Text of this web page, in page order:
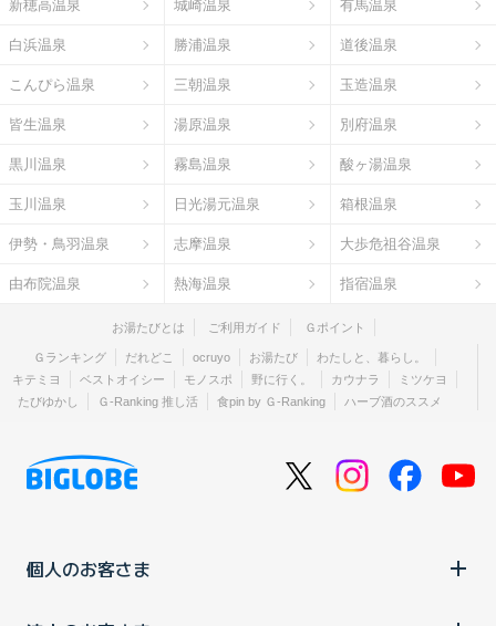
新穂高温泉 城崎温泉 有馬温泉
白浜温泉 勝浦温泉 道後温泉
こんぴら温泉 三朝温泉 玉造温泉
皆生温泉 湯原温泉 別府温泉
黒川温泉 霧島温泉 酸ヶ湯温泉
玉川温泉 日光湯元温泉 箱根温泉
伊勢・鳥羽温泉 志摩温泉 大歩危祖谷温泉
由布院温泉 熱海温泉 指宿温泉
お湯たびとは ご利用ガイド Ｇポイント
Ｇランキング だれどこ ocruyo お湯たび
わたしと、暮らし。
キテミヨ
ベストオイシー モノスポ 野に行く。 カウナラ
ミツケヨ
たびゆかし
Ｇ-Ranking 推し活 食pin by Ｇ-Ranking ハーブ酒のススメ
個人のお客さま